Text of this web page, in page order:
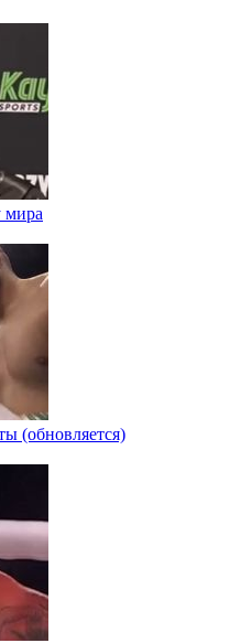
мира
(обновляется)